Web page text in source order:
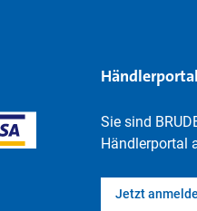
Händlerportal
Sie sind
Händlerportal
Jetzt